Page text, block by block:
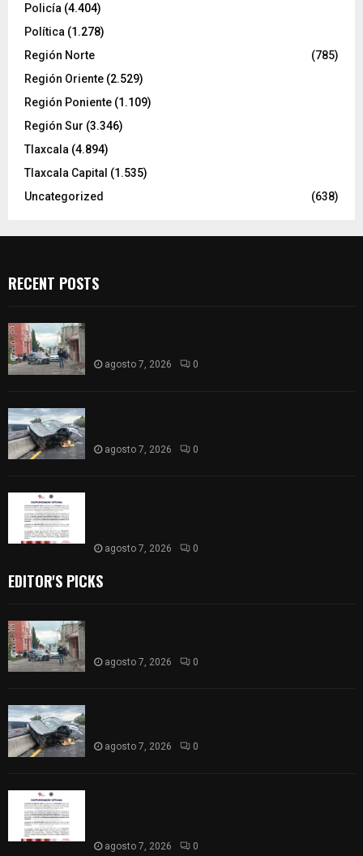
Policía (4.404)
Política (1.278)
Región Norte
(785)
Región Oriente (2.529)
Región Poniente (1.109)
Región Sur (3.346)
Tlaxcala (4.894)
Tlaxcala Capital (1.535)
Uncategorized
(638)
RECENT POSTS
agosto 7, 2026 0
agosto 7, 2026 0
agosto 7, 2026 0
EDITOR'S PICKS
agosto 7, 2026 0
agosto 7, 2026 0
agosto 7, 2026 0